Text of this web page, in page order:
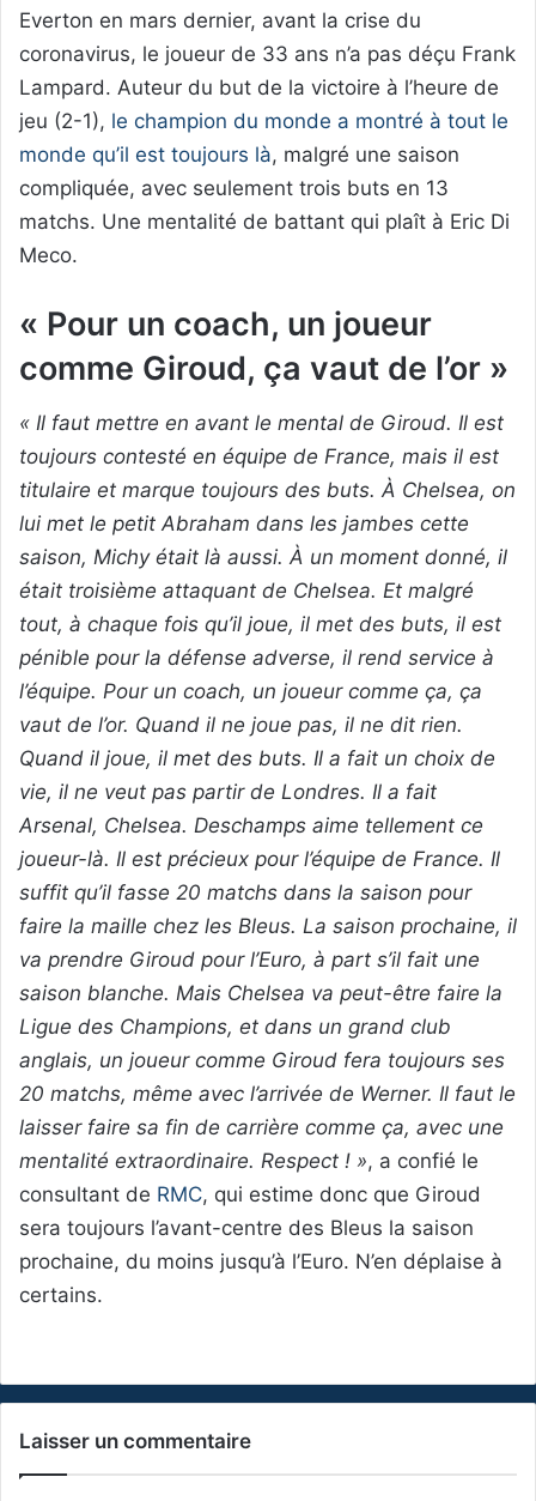
Everton en mars dernier, avant la crise du
coronavirus, le joueur de 33 ans n’a pas déçu Frank
Lampard. Auteur du but de la victoire à l’heure de
jeu (2-1), le champion du monde a montré à tout le
monde qu’il est toujours là, malgré une saison
compliquée, avec seulement trois buts en 13
matchs. Une mentalité de battant qui plaît à Eric Di
Meco.
« Pour un coach, un joueur
comme Giroud, ça vaut de l’or »
« Il faut mettre en avant le mental de Giroud. Il est
toujours contesté en équipe de France, mais il est
titulaire et marque toujours des buts. À Chelsea, on
lui met le petit Abraham dans les jambes cette
saison, Michy était là aussi. À un moment donné, il
était troisième attaquant de Chelsea. Et malgré
tout, à chaque fois qu’il joue, il met des buts, il est
pénible pour la défense adverse, il rend service à
l’équipe. Pour un coach, un joueur comme ça, ça
vaut de l’or. Quand il ne joue pas, il ne dit rien.
Quand il joue, il met des buts. Il a fait un choix de
vie, il ne veut pas partir de Londres. Il a fait
Arsenal, Chelsea. Deschamps aime tellement ce
joueur-là. Il est précieux pour l’équipe de France. Il
suffit qu’il fasse 20 matchs dans la saison pour
faire la maille chez les Bleus. La saison prochaine, il
va prendre Giroud pour l’Euro, à part s’il fait une
saison blanche. Mais Chelsea va peut-être faire la
Ligue des Champions, et dans un grand club
anglais, un joueur comme Giroud fera toujours ses
20 matchs, même avec l’arrivée de Werner. Il faut le
laisser faire sa fin de carrière comme ça, avec une
mentalité extraordinaire. Respect ! », a confié le
consultant de RMC, qui estime donc que Giroud
sera toujours l’avant-centre des Bleus la saison
prochaine, du moins jusqu’à l’Euro. N’en déplaise à
certains.
Laisser un commentaire